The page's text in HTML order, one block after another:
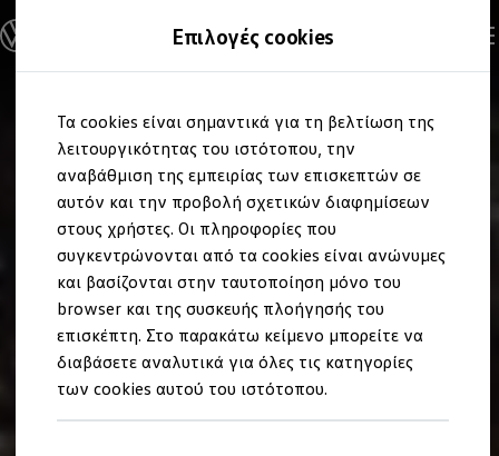
Επιλογές cookies
Τα cookies είναι σημαντικά για τη βελτίωση της
λειτουργικότητας του ιστότοπου, την
αναβάθμιση της εμπειρίας των επισκεπτών σε
αυτόν και την προβολή σχετικών διαφημίσεων
στους χρήστες. Οι πληροφορίες που
συγκεντρώνονται από τα cookies είναι ανώνυμες
και βασίζονται στην ταυτοποίηση μόνο του
browser και της συσκευής πλοήγησής του
επισκέπτη. Στο παρακάτω κείμενο μπορείτε να
διαβάσετε αναλυτικά για όλες τις κατηγορίες
των cookies αυτού του ιστότοπου.
στο
περιεχόμενο
στο
footer
Ανακαλύψτε τα Μοντέλα
Διαμορφώστε το Volkswagen σας
Επαγγελματικά Οχήματα Volkswagen
Ηλεκτρικά & eHybrid μοντέλα
Ηλεκτρικά μοντέλα
ID.3 Neo
Νέο ID. Polo
ID.4
ID.4 GTX
ID.5
ID.5 GTX
ID.7
ID.7 GTX
ID. Buzz
ID. Buzz Cargo
ID. CROSS
eHybrid μοντέλα
Golf GTE